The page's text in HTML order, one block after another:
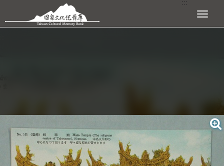
跳到主要內容區塊 展開選單